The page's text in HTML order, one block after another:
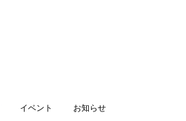
イベント お知らせ